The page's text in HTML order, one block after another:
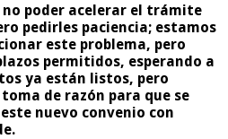
poder acelerar el trámite
pedirles paciencia; estamos
este problema, pero
permitidos, esperando a
ya están listos, pero
de razón para que se
nuevo convenio con